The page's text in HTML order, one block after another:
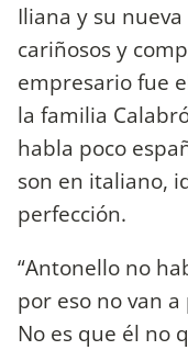
Iliana y su
cariñosos y
empresario fue
la familia
habla poco
son en italiano,
perfección.
“Antonello no
por eso no van
No es que él no